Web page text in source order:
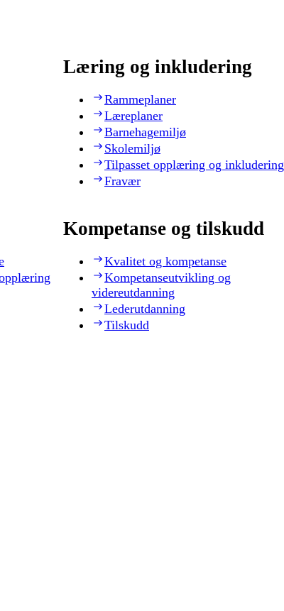
Læring og inkludering
Rammeplaner
Læreplaner
Barnehagemiljø
Skolemiljø
Tilpasset opplæring og inkludering
Fravær
Kompetanse og tilskudd
Kvalitet og kompetanse
Kompetanseutvikling og
videreutdanning
Lederutdanning
Tilskudd